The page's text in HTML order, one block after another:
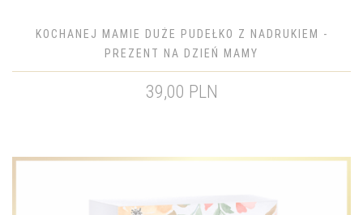
KOCHANEJ MAMIE DUŻE PUDEŁKO Z NADRUKIEM -
PREZENT NA DZIEŃ MAMY
39,00 PLN